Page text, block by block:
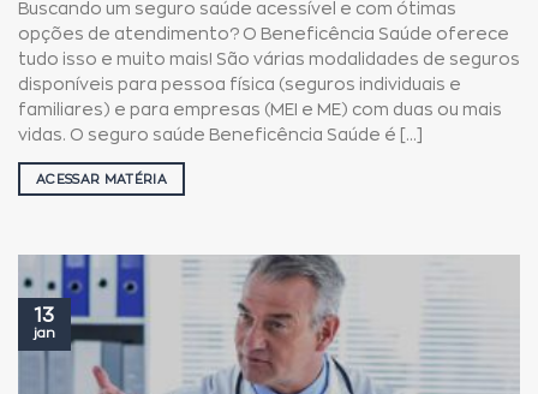
Buscando um seguro saúde acessível e com ótimas
opções de atendimento? O Beneficência Saúde oferece
tudo isso e muito mais! São várias modalidades de seguros
disponíveis para pessoa física (seguros individuais e
familiares) e para empresas (MEI e ME) com duas ou mais
vidas. O seguro saúde Beneficência Saúde é [...]
ACESSAR MATÉRIA
13
jan